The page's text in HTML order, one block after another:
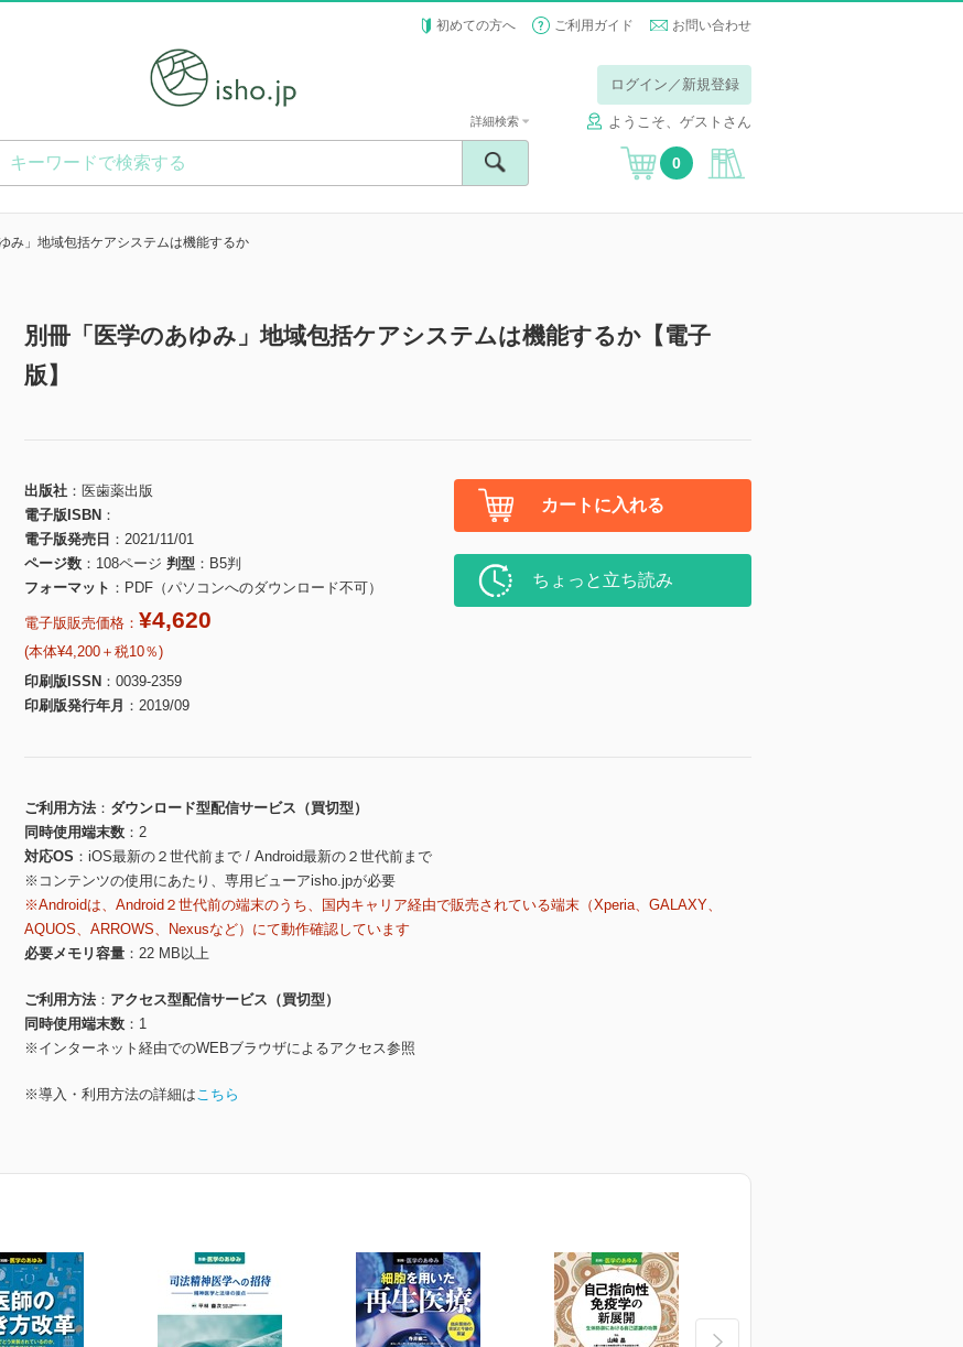
初めての方へ ご利用ガイド お問い合わせ
ログイン／新規登録
ようこそ、ゲストさん
詳細検索
0
み」地域包括ケアシステムは機能するか
別冊「医学のあゆみ」地域包括ケアシステムは機能するか【電子
版】
出版社
医歯薬出版
電子版ISBN
電子版発売日
2021/11/01
ページ数
108ページ 判型
B5判
フォーマット
PDF（パソコンへのダウンロード不可）
電子版販売価格： ¥4,620
(本体¥4,200＋税10％)
印刷版ISSN
0039-2359
印刷版発行年月
2019/09
カートに入れる
ちょっと立ち読み
ご利用方法
ダウンロード型配信サービス（買切型）
同時使用端末数
2
対応OS
iOS最新の２世代前まで / Android最新の２世代前まで
※コンテンツの使用にあたり、専用ビューアisho.jpが必要
※Androidは、Android２世代前の端末のうち、国内キャリア経由で販売されている端末（Xperia、GALAXY、
AQUOS、ARROWS、Nexusなど）にて動作確認しています
必要メモリ容量
22 MB以上
ご利用方法
アクセス型配信サービス（買切型）
同時使用端末数
1
※インターネット経由でのWEBブラウザによるアクセス参照
※導入・利用方法の詳細はこちら